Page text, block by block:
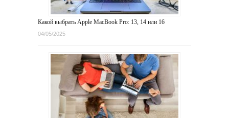
Какой выбрать Apple MacBook Pro: 13, 14 или 16
04/05/2025